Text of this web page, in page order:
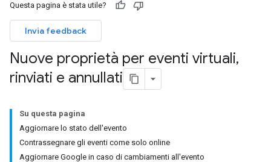
Questa pagina è stata utile?
Invia feedback
Nuove proprietà per eventi virtuali,
rinviati e annullati
Su questa pagina
Aggiornare lo stato dell'evento
Contrassegnare gli eventi come solo online
Aggiornare Google in caso di cambiamenti all'evento